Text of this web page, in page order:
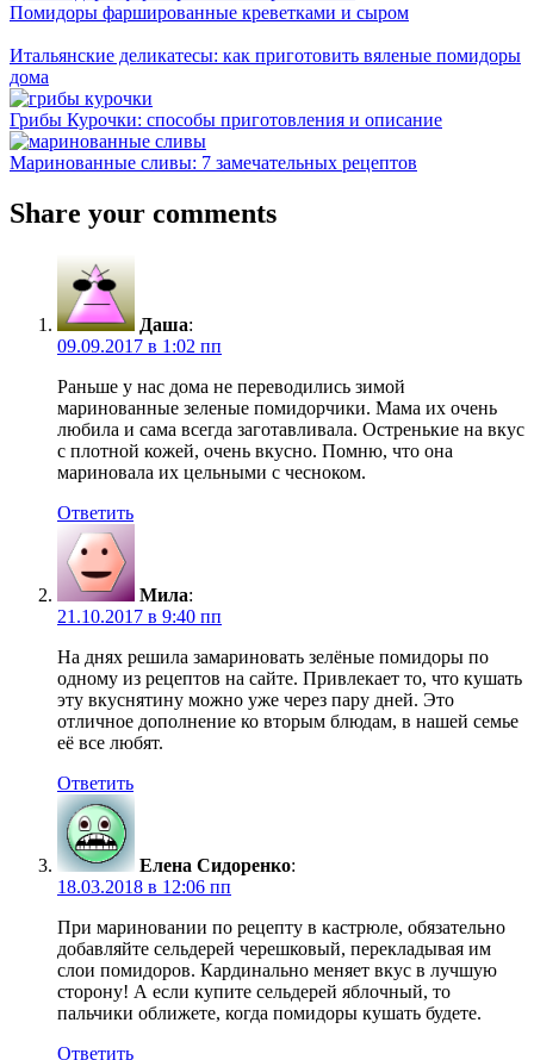
Помидоры фаршированные креветками и сыром
Итальянские деликатесы: как приготовить вяленые помидоры
дома
Грибы Курочки: способы приготовления и описание
Маринованные сливы: 7 замечательных рецептов
Share your comments
Даша:
09.09.2017 в 1:02 пп
Раньше у нас дома не переводились зимой
маринованные зеленые помидорчики. Мама их очень
любила и сама всегда заготавливала. Остренькие на вкус
с плотной кожей, очень вкусно. Помню, что она
мариновала их цельными с чесноком.
Ответить
Мила:
21.10.2017 в 9:40 пп
На днях решила замариновать зелёные помидоры по
одному из рецептов на сайте. Привлекает то, что кушать
эту вкуснятину можно уже через пару дней. Это
отличное дополнение ко вторым блюдам, в нашей семье
её все любят.
Ответить
Елена Сидоренко:
18.03.2018 в 12:06 пп
При мариновании по рецепту в кастрюле, обязательно
добавляйте сельдерей черешковый, перекладывая им
слои помидоров. Кардинально меняет вкус в лучшую
сторону! А если купите сельдерей яблочный, то
пальчики оближете, когда помидоры кушать будете.
Ответить